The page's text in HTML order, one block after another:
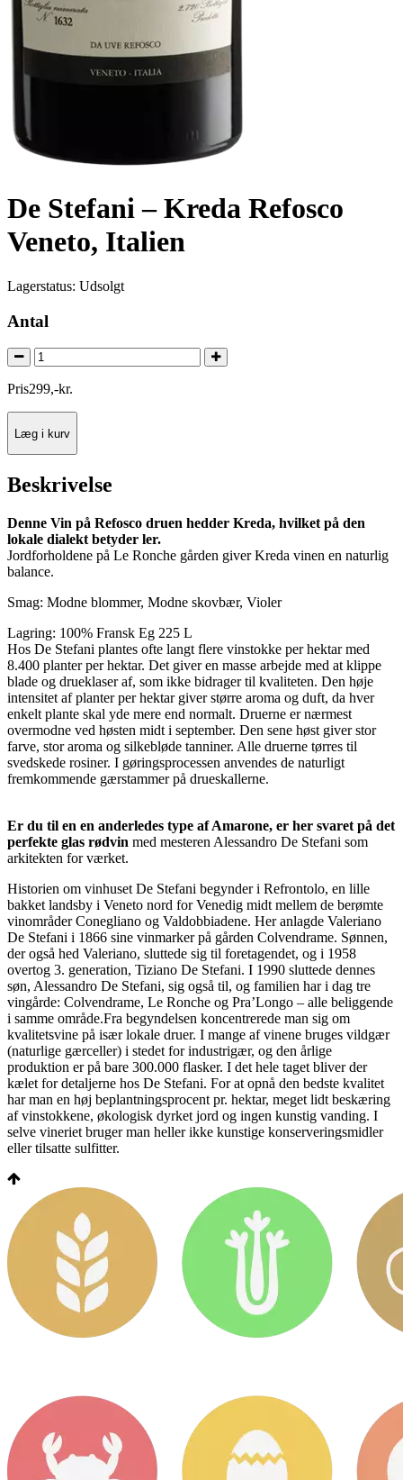
De Stefani – Kreda Refosco
Veneto, Italien
Lagerstatus: Udsolgt
Antal
Pris299,-kr.
Læg i kurv
Beskrivelse
Denne Vin på Refosco druen hedder Kreda, hvilket på den
lokale dialekt betyder ler.
Jordforholdene på Le Ronche gården giver Kreda vinen en naturlig
balance.
Smag: Modne blommer, Modne skovbær, Violer
Lagring: 100% Fransk Eg 225 L
Hos De Stefani plantes ofte langt flere vinstokke per hektar med
8.400 planter per hektar. Det giver en masse arbejde med at klippe
blade og drueklaser af, som ikke bidrager til kvaliteten. Den høje
intensitet af planter per hektar giver større aroma og duft, da hver
enkelt plante skal yde mere end normalt. Druerne er nærmest
overmodne ved høsten midt i september. Den sene høst giver stor
farve, stor aroma og silkebløde tanniner. Alle druerne tørres til
svedskede rosiner. I gøringsprocessen anvendes de naturligt
fremkommende gærstammer på drueskallerne.
Er du til en en anderledes type af Amarone, er her svaret på det
perfekte glas rødvin med mesteren Alessandro De Stefani som
arkitekten for værket.
Historien om vinhuset De Stefani begynder i Refrontolo, en lille
bakket landsby i Veneto nord for Venedig midt mellem de berømte
vinområder Conegliano og Valdobbiadene. Her anlagde Valeriano
De Stefani i 1866 sine vinmarker på gården Colvendrame. Sønnen,
der også hed Valeriano, sluttede sig til foretagendet, og i 1958
overtog 3. generation, Tiziano De Stefani. I 1990 sluttede dennes
søn, Alessandro De Stefani, sig også til, og familien har i dag tre
vingårde: Colvendrame, Le Ronche og Pra’Longo – alle beliggende
i samme område.Fra begyndelsen koncentrerede man sig om
kvalitetsvine på især lokale druer. I mange af vinene bruges vildgær
(naturlige gærceller) i stedet for industrigær, og den årlige
produktion er på bare 300.000 flasker. I det hele taget bliver der
kælet for detaljerne hos De Stefani. For at opnå den bedste kvalitet
har man en høj beplantningsprocent pr. hektar, meget lidt beskæring
af vinstokkene, økologisk dyrket jord og ingen kunstig vanding. I
selve vineriet bruger man heller ikke kunstige konserveringsmidler
eller tilsatte sulfitter.